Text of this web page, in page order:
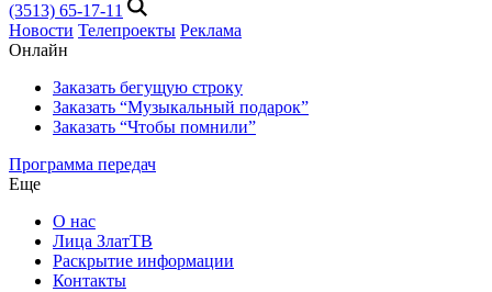
(3513) 65-17-11
Новости Телепроекты Реклама
Онлайн
Заказать бегущую строку
Заказать “Музыкальный подарок”
Заказать “Чтобы помнили”
Программа передач
Еще
О нас
Лица ЗлатТВ
Раскрытие информации
Контакты